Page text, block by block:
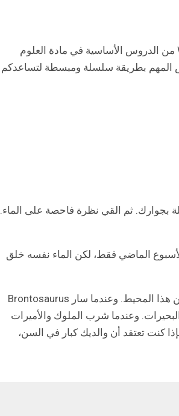
إن درس دورة المياه أو كما يعرف باللغة الإنجليزية بWater Cycle Lesson من الدروس الأساسية في مادة العلوم
المهم بطريقة سلسلة ومبسطة لتساعدكم
بجوارك. ثم القي نظرة فاحصة على الماء.
الماضي فقط، لكن الماء نفسه خلق
عندما عامت السمكة الأولى في المحيط، كان كوب الماء الخاص بك جزءًا من هذا المحيط. وعندما سار Brontosaurus
وعندما شرب الملوك والأميرات
كنت تعتقد أن والديك كبار في السن،